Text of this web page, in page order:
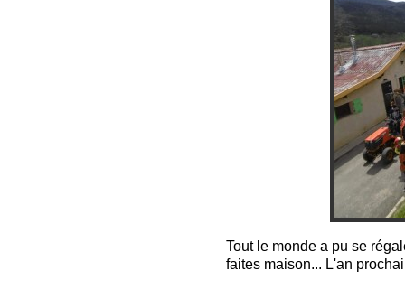
Tout le monde a pu se
faites maison... L'an